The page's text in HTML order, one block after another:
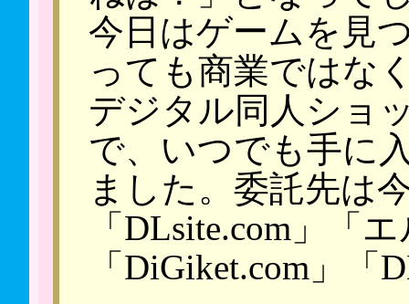
今日はゲームを見
っても商業ではな
デジタル同人ショ
で、いつでも手に
ました。委託先は
「DLsite.com」「
「DiGiket.com」